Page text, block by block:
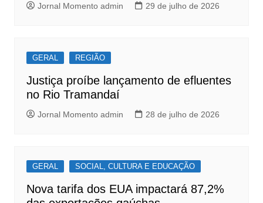
Jornal Momento admin 29 de julho de 2026
GERAL REGIÃO
Justiça proíbe lançamento de efluentes
no Rio Tramandaí
Jornal Momento admin 28 de julho de 2026
GERAL SOCIAL, CULTURA E EDUCAÇÃO
Nova tarifa dos EUA impactará 87,2%